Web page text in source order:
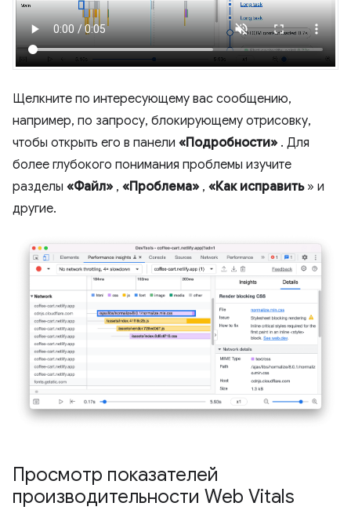
Щелкните по интересующему вас сообщению,
например, по запросу, блокирующему отрисовку,
чтобы открыть его в панели «Подробности» . Для
более глубокого понимания проблемы изучите
разделы «Файл» , «Проблема» , «Как исправить» и
другие.
Просмотр показателей
производительности Web Vitals